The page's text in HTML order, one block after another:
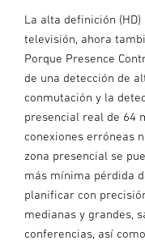
La alta definición
televisión, ahora
Porque Presence
de una detección de
conmutación y la
presencial real de 64
conexiones erróneas
zona presencial se
más mínima pérdida
planificar con
medianas y grandes,
conferencias, así